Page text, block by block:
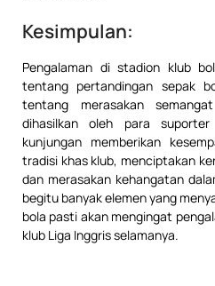
Kesimpulan:
Pengalaman di stadion klub
tentang pertandingan sepak
tentang merasakan
dihasilkan oleh para
kunjungan memberikan
tradisi khas klub, menciptakan
dan merasakan kehangatan
begitu banyak elemen yang
bola pasti akan mengingat
klub Liga Inggris selamanya.